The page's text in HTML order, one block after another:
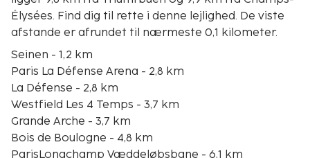
Élysées. Find dig til rette i denne lejlighed. De viste
afstande er afrundet til nærmeste 0,1 kilometer.
Seinen - 1,2 km
Paris La Défense Arena - 2,8 km
La Défense - 2,8 km
Westfield Les 4 Temps - 3,7 km
Grande Arche - 3,7 km
Bois de Boulogne - 4,8 km
ParisLongchamp Væddeløbsbane - 6,1 km